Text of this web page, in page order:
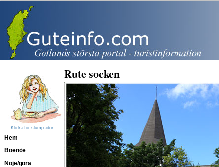
Klicka för slumpsidor
Hem
Boende
Nöje/göra
Rute socken